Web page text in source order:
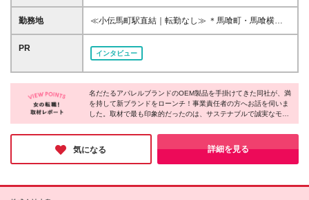
などご相談いただけます。
━━━━━━━━━━━━━━━ 上記以外にも、今
経験がある方にもぜひお会いしたいと考えています。
━━━━━━━━━━━━━━━
賞与（年1回／業績によって支給） ┗想定年収：450
万円～500万円（1年目） ※給与は経験や能力、現在
らず固定残業代（月45時間分／9万1,700円～10万
給与は、月給28万7,350円～41万500円（固定残業代
月45時間分／7万300円～10万400円を含む）となり
ます ※その他の待遇・条件に変更はありません
勤務地
≪小伝馬町駅直結｜転勤なし≫ ＊馬喰町・馬喰横山
など複数駅が徒歩圏内！ ＊日比谷線、JR線、新宿線
が使える 【東京営業本部】 東京都中央区日本橋小伝
馬町11-9 住友生命日本橋小伝馬町ビル 3F ※(変更の
範囲)仕事内容欄：上記を除く当社業務全般 ※(変更の
範囲)勤務地欄：上記を除く当社関連勤務地
PR
インタビュー
名だたるアパレルブランドのOEM製品を手掛けてきた同社が、満
を持して新ブランドをローンチ！事業責任者の方へお話を伺いま
した。取材で最も印象的だったのは、サステナブルで誠実なモノ
づくりの姿勢。盤石な事業基盤のもと、各領域のプロが集い、ゼ
ロからブランドを育てるワクワク感を味わえるのは、貴重な経験
になるのではないでしょうか。モノづくりの楽しさを存分に味わ
いたい方に、自信を持っておすすめしたい企業です！
気になる 詳細を見る